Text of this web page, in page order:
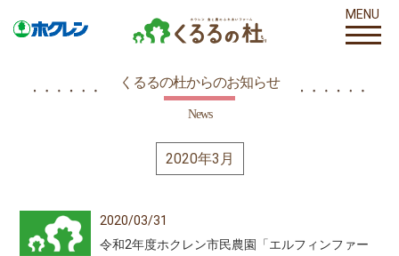
MENU
くるるの杜からのお知らせ
News
2020年3月
2020/03/31
令和2年度ホクレン市民農園「エルフィンファー